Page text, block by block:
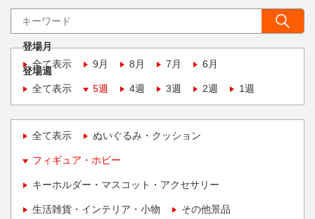
登場月
全て表示
9月 8月 7月 6月
登場週
全て表示
5週 4週 3週 2週 1週
全て表示 ぬいぐるみ・クッション
フィギュア・ホビー
キーホルダー・マスコット・アクセサリー
生活雑貨・インテリア・小物 その他景品